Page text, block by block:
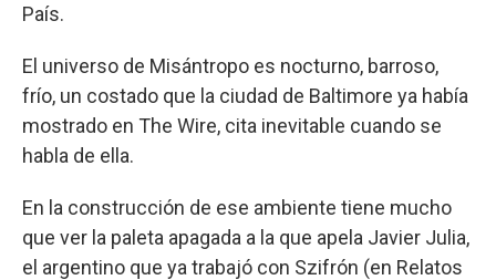
País.
El universo de Misántropo es nocturno, barroso,
frío, un costado que la ciudad de Baltimore ya había
mostrado en The Wire, cita inevitable cuando se
habla de ella.
En la construcción de ese ambiente tiene mucho
que ver la paleta apagada a la que apela Javier Julia,
el argentino que ya trabajó con Szifrón (en Relatos